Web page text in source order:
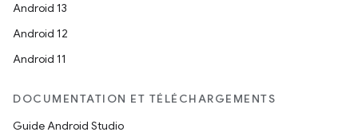
Android 13
Android 12
Android 11
DOCUMENTATION ET TÉLÉCHARGEMENTS
Guide Android Studio